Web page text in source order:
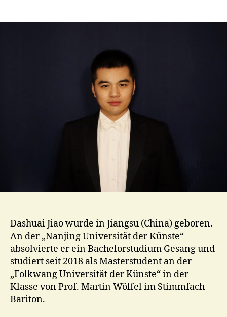
Dashuai Jiao wurde in Jiangsu (China) geboren.
An der „Nanjing Universität der Künste“
absolvierte er ein Bachelorstudium Gesang und
studiert seit 2018 als Masterstudent an der
„Folkwang Universität der Künste“ in der
Klasse von Prof. Martin Wölfel im Stimmfach
Bariton.